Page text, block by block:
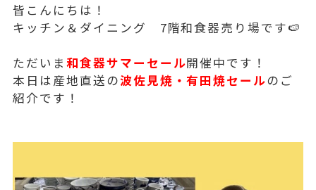
皆こんにちは！
キッチン＆ダイニング 7階和食器売り場です🍉
ただいま 和食器サマーセール開催中です！
本日は産地直送の波佐見焼・有田焼セールのご
紹介です！